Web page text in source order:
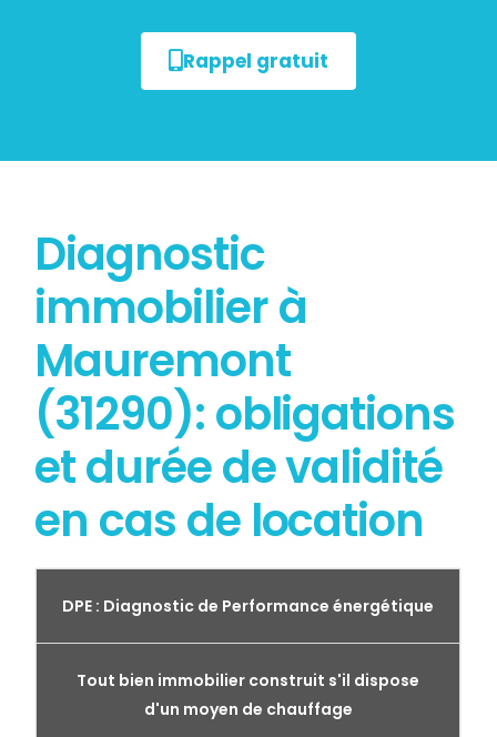
Rappel gratuit
Diagnostic
immobilier à
Mauremont
(31290): obligations
et durée de validité
en cas de location
DPE : Diagnostic de Performance énergétique
Tout bien immobilier construit s'il dispose
d'un moyen de chauffage